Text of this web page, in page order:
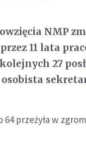
NMP
11 lata
27
64 przeżyła w